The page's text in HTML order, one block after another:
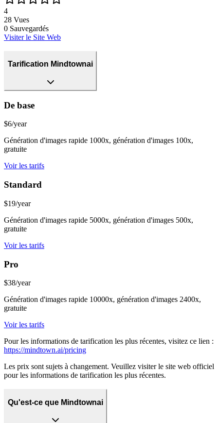
4
28 Vues
0 Sauvegardés
Visiter le Site Web
Tarification Mindtownai
De base
$6/year
Génération d'images rapide 1000x, génération d'images 100x,
gratuite
Voir les tarifs
Standard
$19/year
Génération d'images rapide 5000x, génération d'images 500x,
gratuite
Voir les tarifs
Pro
$38/year
Génération d'images rapide 10000x, génération d'images 2400x,
gratuite
Voir les tarifs
Pour les informations de tarification les plus récentes, visitez ce lien :
https://mindtown.ai/pricing
Les prix sont sujets à changement. Veuillez visiter le site web officiel
pour les informations de tarification les plus récentes.
Qu'est-ce que Mindtownai